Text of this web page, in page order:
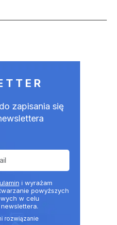
zapisania się
i wyrażam
powyższych
w celu